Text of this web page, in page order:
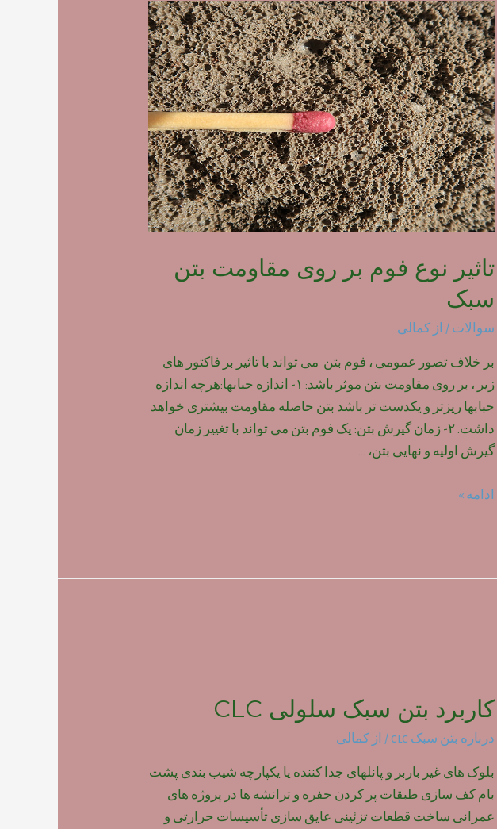
تاثیر نوع فوم بر روی مقاومت بتن
سبک
سوالات / از کمالی
بر خلاف تصور عمومی ، فوم بتن می تواند با تاثیر بر فاکتور های
زیر ، بر روی مقاومت بتن موثر باشد: ۱- اندازه حبابها:هرچه اندازه
حبابها ریزتر و یکدست تر باشد بتن حاصله مقاومت بیشتری خواهد
داشت. ۲- زمان گیرش بتن: یک فوم بتن می تواند با تغییر زمان
گیرش اولیه و نهایی بتن، …
تاثیر
روی
ادامه »
کاربرد بتن سبک سلولی CLC
درباره بتن سبک clc / از کمالی
بلوک های غیر باربر و پانلهای جدا کننده یا یکپارچه شیب بندی پشت
بام کف سازی طبقات پر کردن حفره و ترانشه ها در پروژه های
عمرانی ساخت قطعات تزئینی عایق سازی تأسیسات حرارتی و